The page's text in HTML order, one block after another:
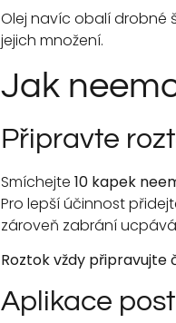
Olej navíc obalí drobné
jejich množení.
Jak
Připravte
Smíchejte 10 kapek
Pro lepší účinnost
zároveň zabrání
Roztok vždy připravujte
Aplikace